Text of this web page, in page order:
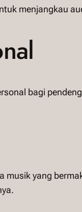
menjangkau
bagi
musik yang